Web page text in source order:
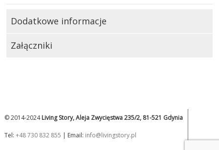
Dodatkowe informacje
Załączniki
© 2014-2024Living Story, Aleja Zwycięstwa 235/2, 81-521 Gdynia
Tel: +48 730 832 855 | Email: info@livingstory.pl